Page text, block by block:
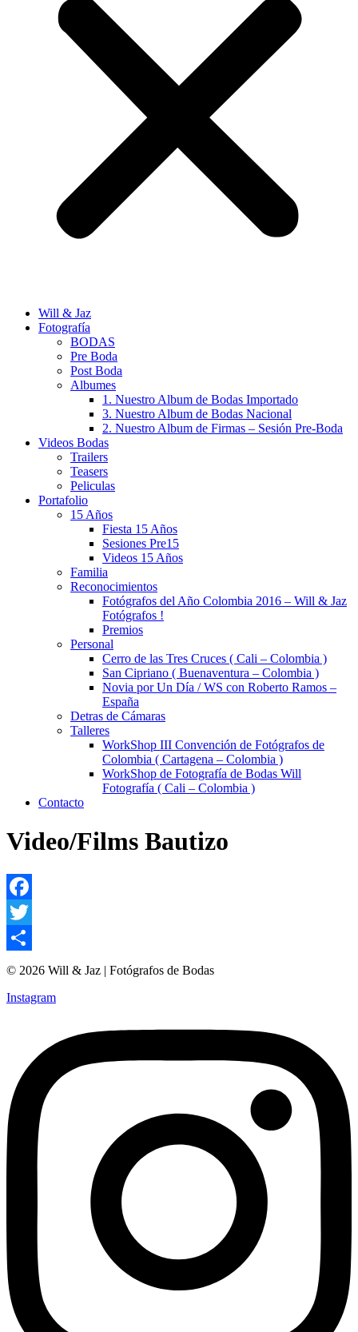
Will & Jaz
Fotografía
BODAS
Pre Boda
Post Boda
Albumes
1. Nuestro Album de Bodas Importado
3. Nuestro Album de Bodas Nacional
2. Nuestro Album de Firmas – Sesión Pre-Boda
Videos Bodas
Trailers
Teasers
Peliculas
Portafolio
15 Años
Fiesta 15 Años
Sesiones Pre15
Videos 15 Años
Familia
Reconocimientos
Fotógrafos del Año Colombia 2016 – Will & Jaz
Fotógrafos !
Premios
Personal
Cerro de las Tres Cruces ( Cali – Colombia )
San Cipriano ( Buenaventura – Colombia )
Novia por Un Día / WS con Roberto Ramos –
España
Detras de Cámaras
Talleres
WorkShop III Convención de Fotógrafos de
Colombia ( Cartagena – Colombia )
WorkShop de Fotografía de Bodas Will
Fotografía ( Cali – Colombia )
Contacto
Video/Films Bautizo
Facebook
Twitter
Compartir
© 2026 Will & Jaz | Fotógrafos de Bodas
Instagram